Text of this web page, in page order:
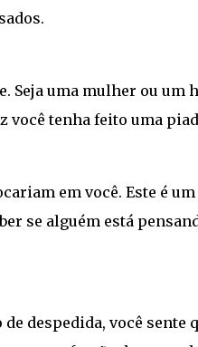
Seja uma mulher ou um
você tenha feito uma
em você. Este é
se alguém está
despedida, você sente